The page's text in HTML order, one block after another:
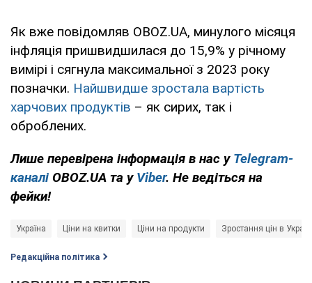
Як вже повідомляв OBOZ.UA, минулого місяця
інфляція пришвидшилася до 15,9% у річному
вимірі і сягнула максимальної з 2023 року
позначки. Найшвидше зростала вартість
харчових продуктів – як сирих, так і
оброблених.
Лише перевірена інформація в нас у Telegram-
каналі OBOZ.UA та у Viber. Не ведіться на
фейки!
Україна Ціни на квитки Ціни на продукти Зростання цін в
Редакційна політика